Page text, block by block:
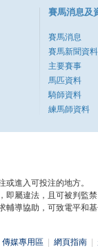
賽馬消息及
賽馬消息
賽馬新聞資
主要賽事
馬匹資料
騎師資料
練馬師資料
或進入可投注的地方。
即屬違法，且可被判監禁
輔導協助，可致電平和基
傳媒專用區 網頁指南